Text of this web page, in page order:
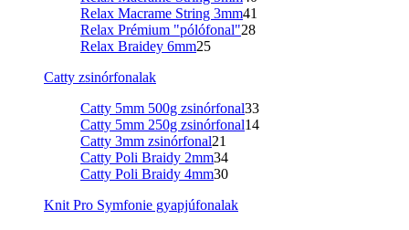
Relax Macrame String 3mm41
Relax Prémium "pólófonal"28
Relax Braidey 6mm25
Catty zsinórfonalak
Catty 5mm 500g zsinórfonal33
Catty 5mm 250g zsinórfonal14
Catty 3mm zsinórfonal21
Catty Poli Braidy 2mm34
Catty Poli Braidy 4mm30
Knit Pro Symfonie gyapjúfonalak